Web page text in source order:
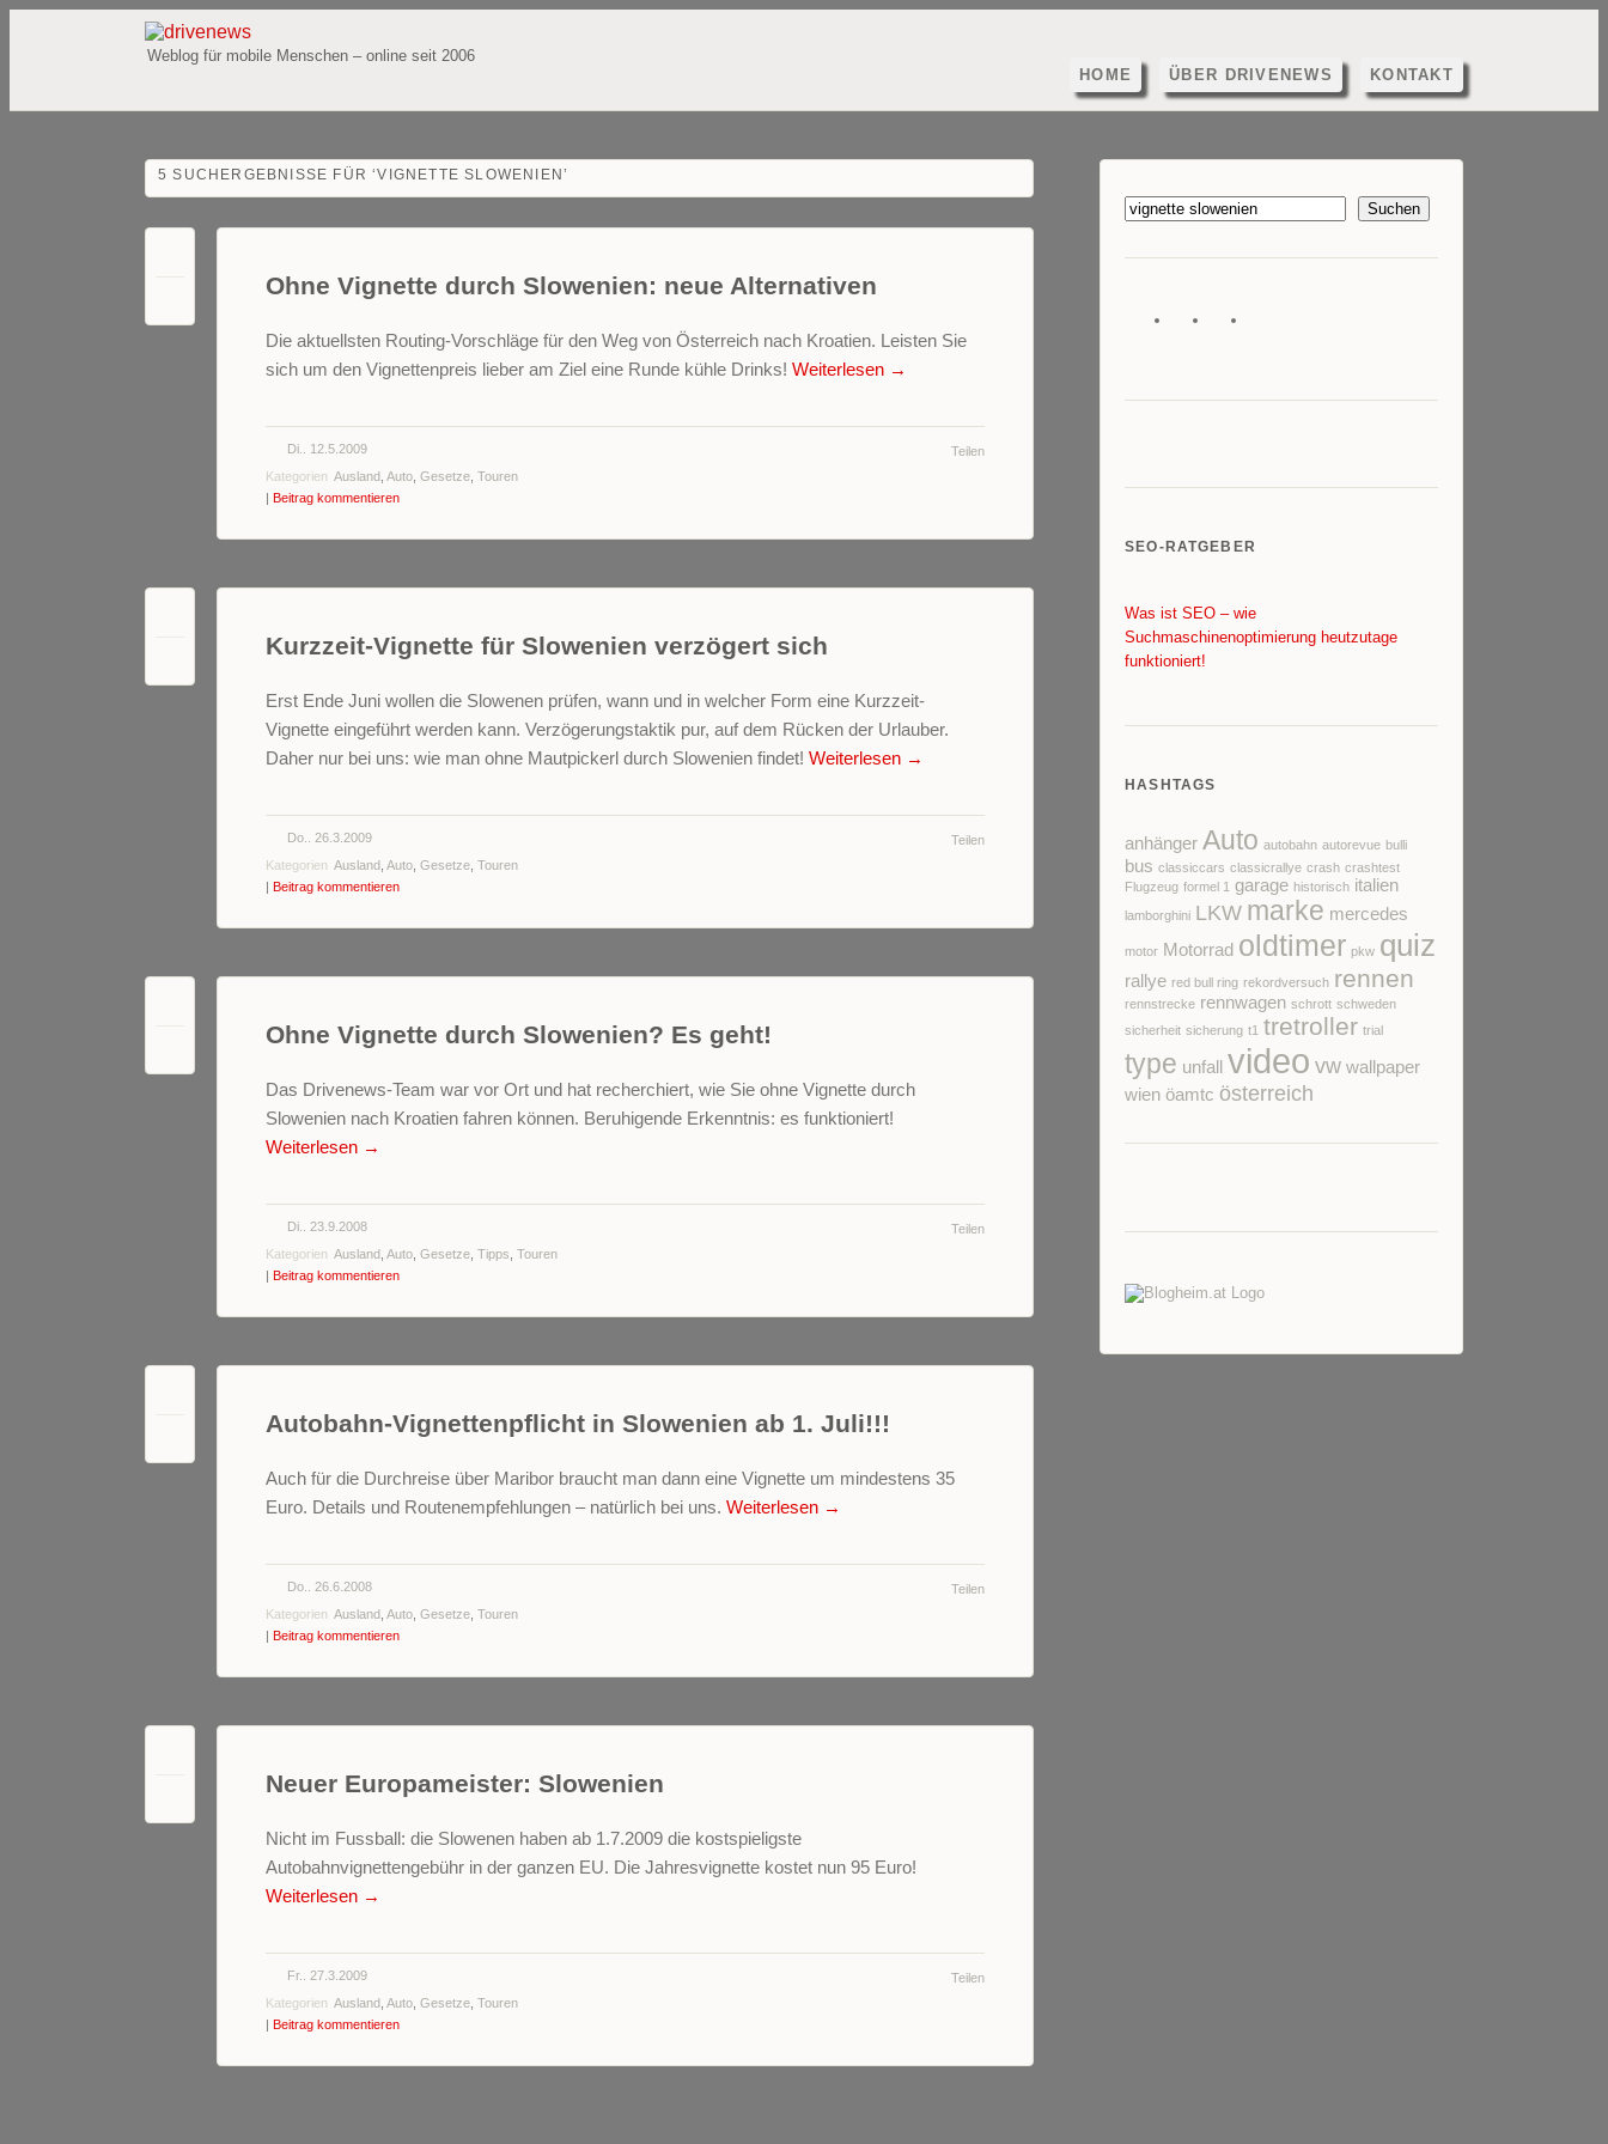
Weblog für mobile Menschen – online seit 2006
HOME
ÜBER DRIVENEWS KONTAKT
5 SUCHERGEBNISSE FÜR ‘VIGNETTE SLOWENIEN’
Ohne Vignette durch Slowenien: neue Alternativen
Die aktuellsten Routing-Vorschläge für den Weg von Österreich nach Kroatien. Leisten Sie
sich um den Vignettenpreis lieber am Ziel eine Runde kühle Drinks! Weiterlesen →
Teilen
Di.. 12.5.2009
Kategorien Ausland Auto Gesetze Touren
| Beitrag kommentieren
Kurzzeit-Vignette für Slowenien verzögert sich
Erst Ende Juni wollen die Slowenen prüfen, wann und in welcher Form eine Kurzzeit-
Vignette eingeführt werden kann. Verzögerungstaktik pur, auf dem Rücken der Urlauber.
Daher nur bei uns: wie man ohne Mautpickerl durch Slowenien findet! Weiterlesen →
Teilen
Do.. 26.3.2009
Kategorien Ausland Auto Gesetze Touren
| Beitrag kommentieren
Ohne Vignette durch Slowenien? Es geht!
Das Drivenews-Team war vor Ort und hat recherchiert, wie Sie ohne Vignette durch
Slowenien nach Kroatien fahren können. Beruhigende Erkenntnis: es funktioniert!
Weiterlesen →
Teilen
Di.. 23.9.2008
Kategorien Ausland Auto Gesetze Tipps Touren
| Beitrag kommentieren
Autobahn-Vignettenpflicht in Slowenien ab 1. Juli!!!
Auch für die Durchreise über Maribor braucht man dann eine Vignette um mindestens 35
Euro. Details und Routenempfehlungen – natürlich bei uns. Weiterlesen →
Teilen
Do.. 26.6.2008
Kategorien Ausland Auto Gesetze Touren
| Beitrag kommentieren
Neuer Europameister: Slowenien
Nicht im Fussball: die Slowenen haben ab 1.7.2009 die kostspieligste
Autobahnvignettengebühr in der ganzen EU. Die Jahresvignette kostet nun 95 Euro!
Weiterlesen →
Teilen
Fr.. 27.3.2009
Kategorien Ausland Auto Gesetze Touren
| Beitrag kommentieren
Suchen
SEO-RATGEBER
Was ist SEO – wie
Suchmaschinenoptimierung heutzutage
funktioniert!
HASHTAGS
anhänger Auto autobahn autorevue bulli
bus classiccars classicrallye crash crashtest
Flugzeug formel 1 garage historisch italien
lamborghini LKW marke mercedes
motor Motorrad oldtimer pkw quiz
rallye red bull ring rekordversuch rennen
rennstrecke rennwagen schrott schweden
sicherheit sicherung t1 tretroller trial
type unfall video vw wallpaper
wien öamtc österreich